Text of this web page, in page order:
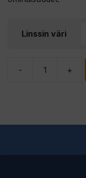
Linssin väri
- +